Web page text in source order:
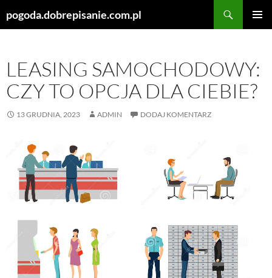
pogoda.dobrepisanie.com.pl
LEASING SAMOCHODOWY:
CZY TO OPCJA DLA CIEBIE?
13 GRUDNIA, 2023 ADMIN DODAJ KOMENTARZ